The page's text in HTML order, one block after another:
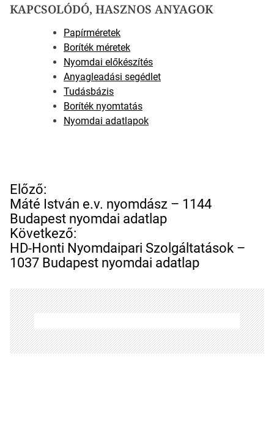
KAPCSOLÓDÓ, HASZNOS ANYAGOK
Papírméretek
Boríték méretek
Nyomdai előkészítés
Anyagleadási segédlet
Tudásbázis
Boríték nyomtatás
Nyomdai adatlapok
B
e
j
e
g
y
z
é
s
n
a
v
Előző:
Máté István e.v. nyomdász – 1144
Budapest nyomdai adatlap
Következő:
HD-Honti Nyomdaipari Szolgáltatások –
1037 Budapest nyomdai adatlap